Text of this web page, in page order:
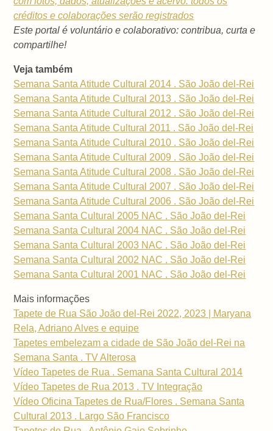
créditos e colaborações serão registrados
Este portal é voluntário e colaborativo: contribua, curta e
compartilhe!
Veja também
Semana Santa Atitude Cultural 2014 . São João del-Rei
Semana Santa Atitude Cultural 2013 . São João del-Rei
Semana Santa Atitude Cultural 2012 . São João del-Rei
Semana Santa Atitude Cultural 2011 . São João del-Rei
Semana Santa Atitude Cultural 2010 . São João del-Rei
Semana Santa Atitude Cultural 2009 . São João del-Rei
Semana Santa Atitude Cultural 2008 . São João del-Rei
Semana Santa Atitude Cultural 2007 . São João del-Rei
Semana Santa Atitude Cultural 2006 . São João del-Rei
Semana Santa Cultural 2005 NAC . São João del-Rei
Semana Santa Cultural 2004 NAC . São João del-Rei
Semana Santa Cultural 2003 NAC . São João del-Rei
Semana Santa Cultural 2002 NAC . São João del-Rei
Semana Santa Cultural 2001 NAC . São João del-Rei
Mais informações
Tapete de Rua São João del-Rei 2022, 2023 | Maryana
Rela, Adriano Alves e equipe
Tapetes embelezam a cidade de São João del-Rei na
Semana Santa . TV Alterosa
Vídeo Tapetes de Rua . Semana Santa Cultural 2014
Vídeo Tapetes de Rua 2013 . TV Integração
Vídeo Oficina Tapetes de Rua/Flores . Semana Santa
Cultural 2013 . Largo São Francisco